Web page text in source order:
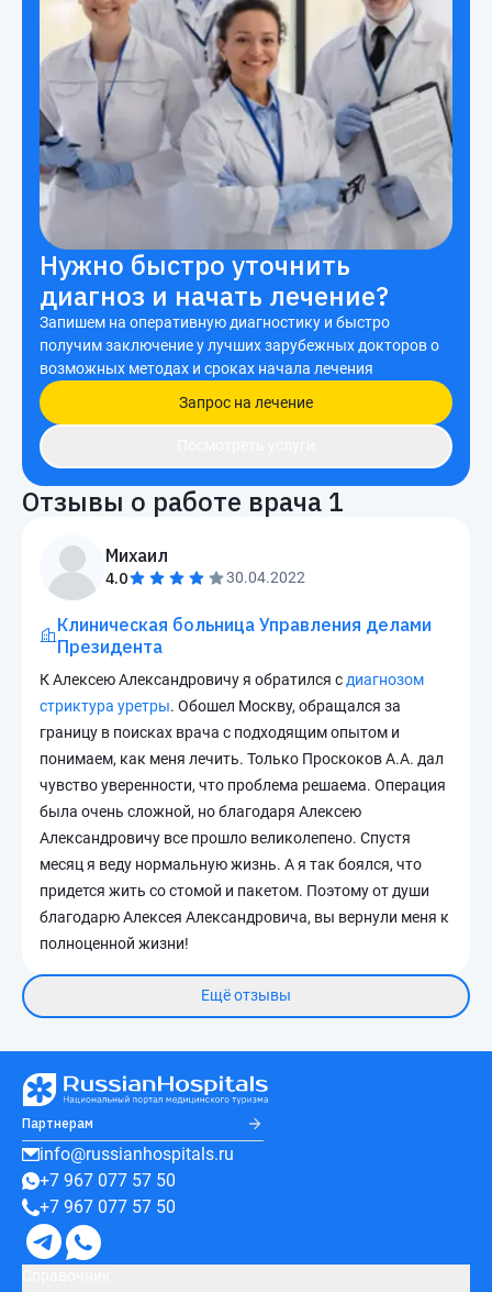
Нужно быстро уточнить
диагноз и начать лечение?
Запишем на оперативную диагностику и быстро
получим заключение у лучших зарубежных докторов о
возможных методах и сроках начала лечения
Запрос на лечение
Отзывы о работе врача 1
Михаил
4.0 30.04.2022
Клиническая больница Управления делами
Президента
К Алексею Александровичу я обратился с диагнозом
стриктура уретры. Обошел Москву, обращался за
границу в поисках врача с подходящим опытом и
понимаем, как меня лечить. Только Проскоков А.А. дал
чувство уверенности, что проблема решаема. Операция
была очень сложной, но благодаря Алексею
Александровичу все прошло великолепено. Спустя
месяц я веду нормальную жизнь. А я так боялся, что
придется жить со стомой и пакетом. Поэтому от души
благодарю Алексея Александровича, вы вернули меня к
полноценной жизни!
Ещё отзывы
Партнерам
info@russianhospitals.ru
+7 967 077 57 50
+7 967 077 57 50